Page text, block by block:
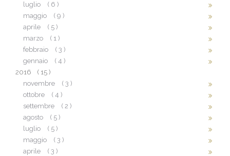
luglio
( 6 )
maggio
( 9 )
aprile
( 5 )
marzo
( 1 )
febbraio
( 3 )
gennaio
( 4 )
2016
( 15 )
novembre
( 3 )
ottobre
( 4 )
settembre
( 2 )
agosto
( 5 )
luglio
( 5 )
maggio
( 3 )
aprile
( 3 )